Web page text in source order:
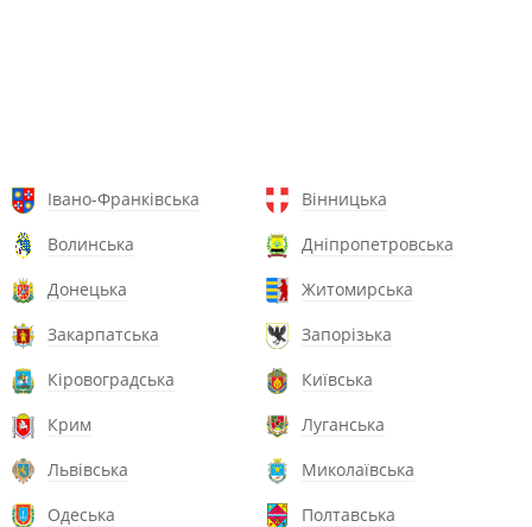
Івано-Франківська
Вінницька
Волинська
Дніпропетровська
Донецька
Житомирська
Закарпатська
Запорізька
Кіровоградська
Київська
Крим
Луганська
Львівська
Миколаївська
Одеська
Полтавська